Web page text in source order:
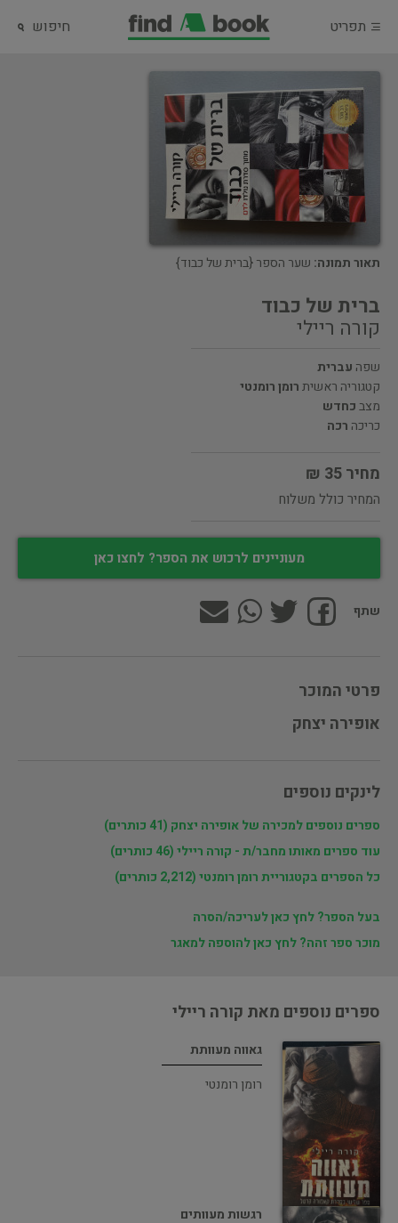
תפריט חיפוש
תאור תמונה: שער הספר {ברית של כבוד}
ברית של כבוד
קורה ריילי
שפה עברית
קטגוריה ראשיתרומן רומנטי
מצבכחדש
כריכה רכה
מחיר 35 ₪
המחיר כולל משלוח
מעוניינים לרכוש את הספר? לחצו כאן
שתף
פרטי המוכר
אופירה יצחק
לינקים נוספים
ספרים נוספים למכירה של אופירה יצחק (41 כותרים)
עוד ספרים מאותו מחבר/ת - קורה ריילי (46 כותרים)
כל הספרים בקטגוריית רומן רומנטי (2,212 כותרים)
בעל הספר? לחץ כאן לעריכה/הסרה
מוכר ספר זהה? לחץ כאן להוספה למאגר
ספרים נוספים מאת קורה ריילי
גאווה מעוותת
רומן רומנטי
רגשות מעוותים